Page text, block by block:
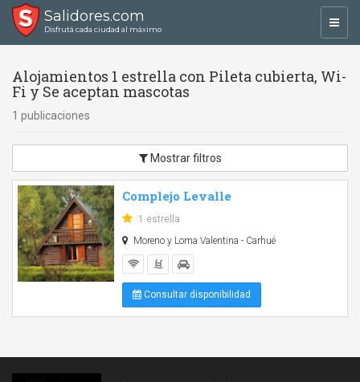
Salidores.com
Disfrutá cada ciudad al máximo
Alojamientos 1 estrella con Pileta cubierta, Wi-
Fi y Se aceptan mascotas
1 publicaciones
Mostrar filtros
Complejo Levalle
1 estrella
Moreno y Loma Valentina - Carhué
Consultar disponibilidad